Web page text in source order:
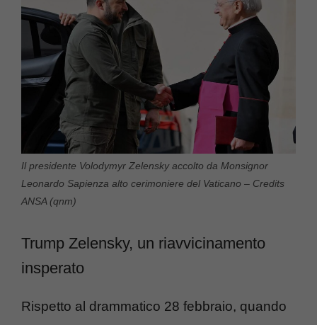
Il presidente Volodymyr Zelensky accolto da Monsignor
Leonardo Sapienza alto cerimoniere del Vaticano – Credits
ANSA (qnm)
Trump Zelensky, un riavvicinamento
insperato
Rispetto al drammatico 28 febbraio, quando